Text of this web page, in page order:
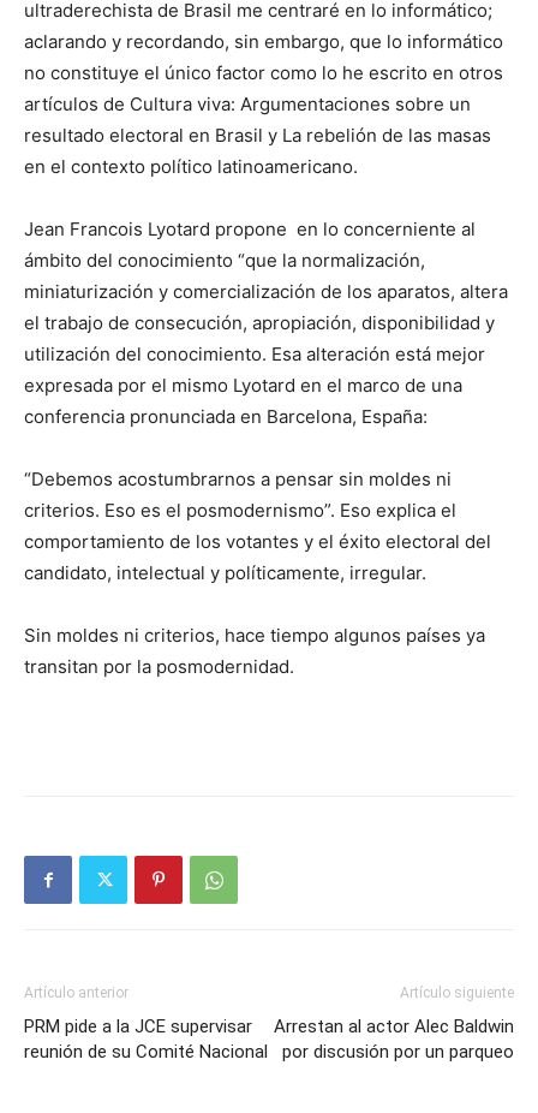
ultraderechista de Brasil me centraré en lo informático;
aclarando y recordando, sin embargo, que lo informático
no constituye el único factor como lo he escrito en otros
artículos de Cultura viva: Argumentaciones sobre un
resultado electoral en Brasil y La rebelión de las masas
en el contexto político latinoamericano.
Jean Francois Lyotard propone en lo concerniente al
ámbito del conocimiento “que la normalización,
miniaturización y comercialización de los aparatos, altera
el trabajo de consecución, apropiación, disponibilidad y
utilización del conocimiento. Esa alteración está mejor
expresada por el mismo Lyotard en el marco de una
conferencia pronunciada en Barcelona, España:
“Debemos acostumbrarnos a pensar sin moldes ni
criterios. Eso es el posmodernismo”. Eso explica el
comportamiento de los votantes y el éxito electoral del
candidato, intelectual y políticamente, irregular.
Sin moldes ni criterios, hace tiempo algunos países ya
transitan por la posmodernidad.
Artículo anterior
PRM pide a la JCE supervisar
reunión de su Comité Nacional
Artículo siguiente
Arrestan al actor Alec Baldwin
por discusión por un parqueo